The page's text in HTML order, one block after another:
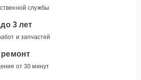
службы
3 лет
и запчастей
от 30 минут